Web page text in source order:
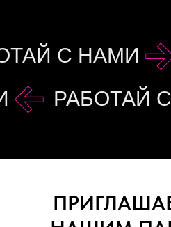
С НАМИ
РАБОТАЙ